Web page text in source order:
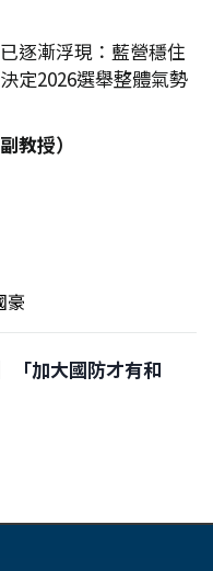
逐漸浮現：藍營穩住
定2026選舉整體氣勢
教授）
豪
加大國防才有和